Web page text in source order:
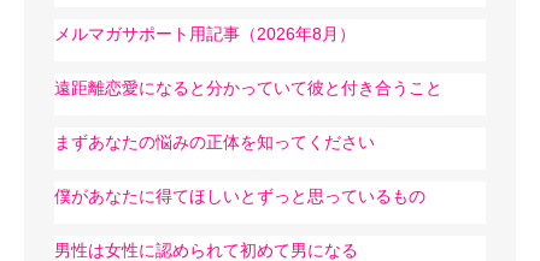
メルマガサポート用記事（2026年8月）
遠距離恋愛になると分かっていて彼と付き合うこと
まずあなたの悩みの正体を知ってください
僕があなたに得てほしいとずっと思っているもの
男性は女性に認められて初めて男になる